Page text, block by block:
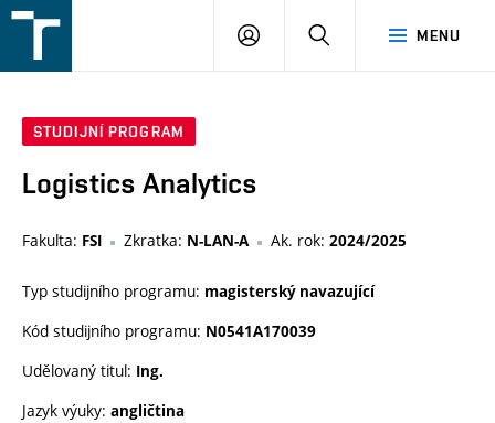
v
MENU
PŘIHLÁŠENÍ
STUDIJNÍ PROGRAM
Logistics Analytics
Fakulta: FSI Zkratka: N-LAN-A Ak. rok: 2024/2025
Typ studijního programu: magisterský navazující
Kód studijního programu: N0541A170039
Udělovaný titul: Ing.
Jazyk výuky: angličtina